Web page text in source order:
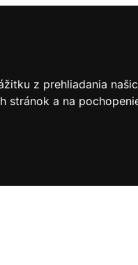
z prehliadania
stránok a na